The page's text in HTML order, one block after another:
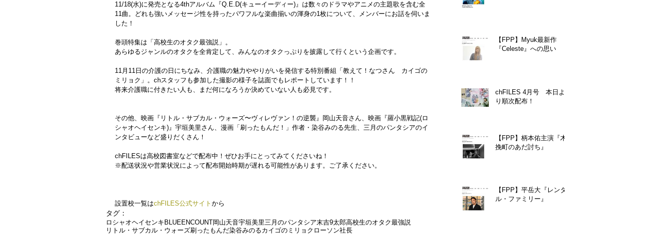
11/18(水)に発売となる4thアルバム『Q.E.D(キューイーディー)』は数々のドラマやアニメの主題歌を含む全
11曲。どれも強いメッセージ性を持ったパワフルな楽曲揃いの渾身の1枚について、メンバーにお話を伺いま
した！
巻頭特集は「高校生のオタク最強説」。
あらゆるジャンルのオタクを全肯定して、みんなのオタクっぷりを披露して行くという企画です。
11月11日の介護の日にちなみ、介護職の魅力ややりがいを発信する特別番組「教えて！なつさん　カイゴの
ミリョク」。chスタッフも参加した撮影の様子を誌面でもレポートしています！！
将来介護職に付きたい人も、まだ何になろうか決めていない人も必見です。
その他、映画『リトル・サブカル・ウォーズ〜ヴィレヴァン！の逆襲』岡山天音さん、映画『羅小黒戦記(ロ
シャオヘイセンキ)』宇垣美里さん、漫画「刷ったもんだ！」作者・染谷みのる先生、三月のパンタシアのイ
ンタビューなど盛りだくさん！
chFILESは高校図書室などで配布中！ぜひお手にとってみてくださいね！
※配送状況や営業状況によって配布開始時期が遅れる可能性があります。ご了承ください。
設置校一覧はchFILES公式サイト から
タグ：
ロシャオヘイセンキ BLUEENCOUNT岡山天音宇垣美里三月のパンタシア末吉9太郎高校生のオタク最強説
リトル・サブカル・ウォーズ刷ったもんだ染谷みのるカイゴのミリョク ローソン社長
【FPP】Myuk最新作
『Celeste』への思い
chFILES 4月号 本日よ
り順次配布！
【FPP】柄本佑主演『木
挽町のあだ討ち』
【FPP】平岳大『レンタ
ル・ファミリー』